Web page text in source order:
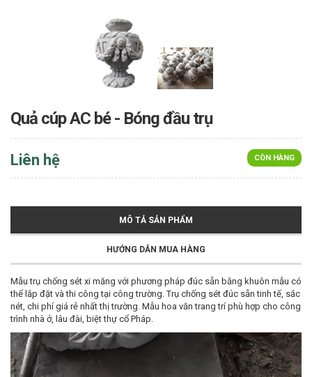
Quả cúp AC bé - Bóng đầu trụ
CÒN HÀNG
Liên hệ
MÔ TẢ SẢN PHẨM
HƯỚNG DẪN MUA HÀNG
Mẫu trụ chống sét xi măng với phương pháp đúc sẵn bằng khuôn mẫu có
thể lắp đặt và thi công tại công trường. Trụ chống sét đúc sẵn tinh tế, sắc
nét, chi phí giá rẻ nhất thị trường. Mẫu hoa văn trang trí phù hợp cho công
trình nhà ở, lâu đài, biệt thự cổ Pháp.